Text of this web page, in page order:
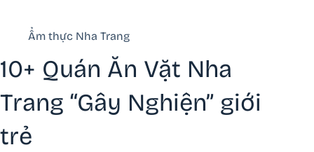
Ẩm thực Nha Trang
10+ Quán Ăn Vặt Nha
Trang “Gây Nghiện” giới
trẻ